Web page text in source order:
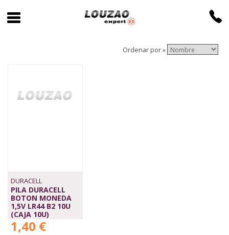
Ordenar por »
DURACELL
PILA DURACELL
BOTON MONEDA
1,5V LR44 B2 10U
(CAJA 10U)
1,40 €